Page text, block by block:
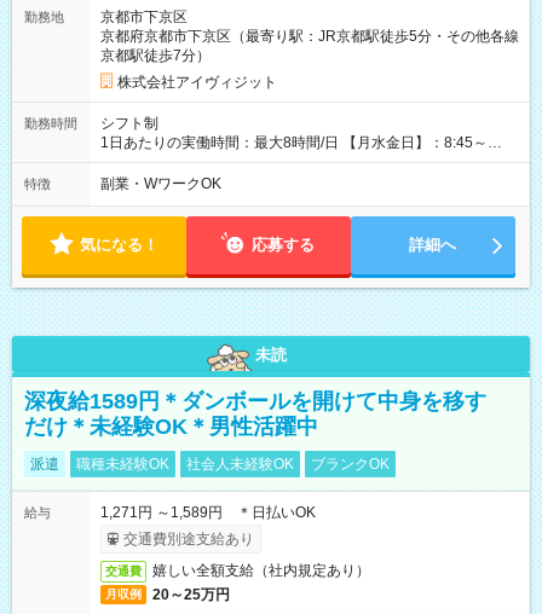
勤務地
京都市下京区
京都府京都市下京区（最寄り駅：JR京都駅徒歩5分・その他各線
京都駅徒歩7分）
株式会社アイヴィジット
勤務時間
シフト制
1日あたりの実働時間：最大8時間/日 【月水金日】：8:45～
16:30 【火木】：8:45～19:00 週3日～OK、シフト制 ※扶養内
勤務OK ※月1回～2回程度、日曜日出勤をお願いします。 ※時間
ん。
特徴 副業・WワークOK
気になる！ 応募する 詳細へ
未読
深夜給1589円＊ダンボールを開けて中身を移す
だけ＊未経験OK＊男性活躍中
派遣 職種未経験OK 社会人未経験OK ブランクOK
給与
1,271円 ～1,589円 ＊日払いOK
交通費別途支給あり
交通費 嬉しい全額支給（社内規定あり）
月収例 20～25万円